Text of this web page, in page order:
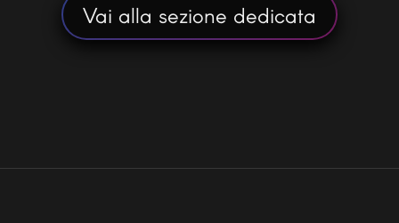
Vai alla sezione dedicata